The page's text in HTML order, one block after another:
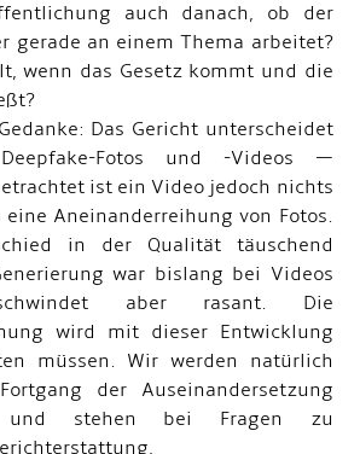
auch danach, ob der
gerade an einem Thema arbeitet?
wenn das Gesetz kommt und die
Das Gericht unterscheidet
Fotos und -Videos —
ist ein Video jedoch nichts
eine Aneinanderreihung von Fotos.
in der Qualität täuschend
war bislang bei Videos
aber rasant. Die
wird mit dieser Entwicklung
müssen. Wir werden natürlich
der Auseinandersetzung
und stehen bei Fragen zu